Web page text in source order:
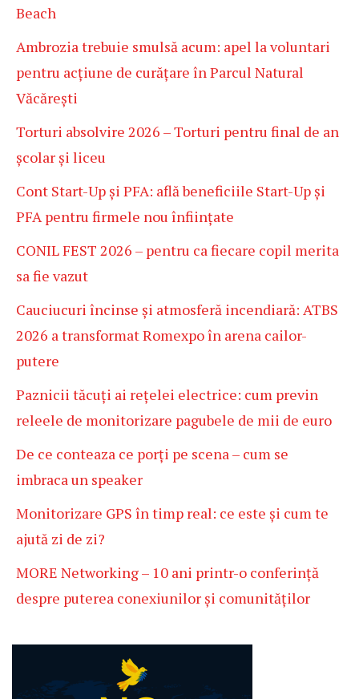
Beach
Ambrozia trebuie smulsă acum: apel la voluntari
pentru acțiune de curățare în Parcul Natural
Văcărești
Torturi absolvire 2026 – Torturi pentru final de an
școlar și liceu
Cont Start-Up și PFA: află beneficiile Start-Up și
PFA pentru firmele nou înființate
CONIL FEST 2026 – pentru ca fiecare copil merita
sa fie vazut
Cauciucuri încinse și atmosferă incendiară: ATBS
2026 a transformat Romexpo în arena cailor-
putere
Paznicii tăcuți ai rețelei electrice: cum previn
releele de monitorizare pagubele de mii de euro
De ce conteaza ce porți pe scena – cum se
imbraca un speaker
Monitorizare GPS în timp real: ce este și cum te
ajută zi de zi?
MORE Networking – 10 ani printr-o conferință
despre puterea conexiunilor și comunităților